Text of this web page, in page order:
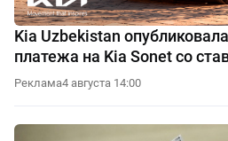
Kia Uzbekistan
платежа на Kia Sonet со
Реклама4 августа 14:00